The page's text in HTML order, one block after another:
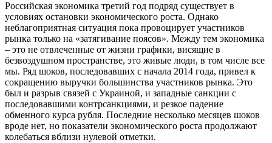
Российская экономика третий год подряд существует в
условиях остановки экономического роста. Однако
неблагоприятная ситуация пока провоцирует участников
рынка только на «затягивание поясов». Между тем экономика
– это не отвлеченные от жизни графики, висящие в
безвоздушном пространстве, это живые люди, в том числе все
мы. Ряд шоков, последовавших с начала 2014 года, привел к
сокращению выручки большинства участников рынка. Это
был и разрыв связей с Украиной, и западные санкции с
последовавшими контрсанкциями, и резкое падение
обменного курса рубля. Последние несколько месяцев шоков
вроде нет, но показатели экономического роста продолжают
колебаться вблизи нулевой отметки.